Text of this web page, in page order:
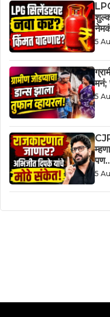
5
मनं;
5
5